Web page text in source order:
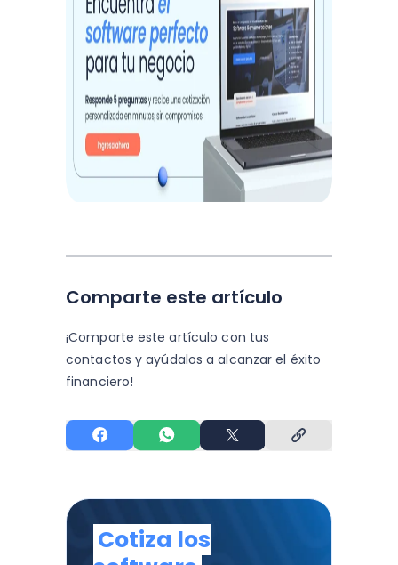
Comparte este artículo
¡Comparte este artículo con tus
contactos y ayúdalos a alcanzar el éxito
financiero!
Cotiza los